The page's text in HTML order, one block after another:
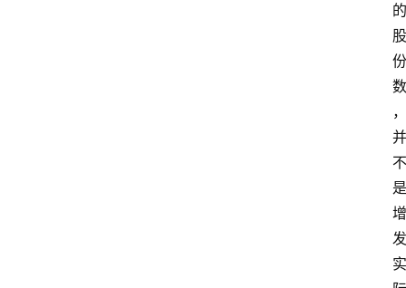
的
股
份
数
，
并
不
是
增
发
实